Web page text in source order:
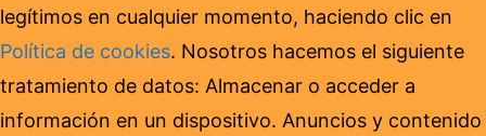
legítimos en cualquier momento, haciendo clic en
Política de cookies. Nosotros hacemos el siguiente
tratamiento de datos: Almacenar o acceder a
información en un dispositivo. Anuncios y contenido